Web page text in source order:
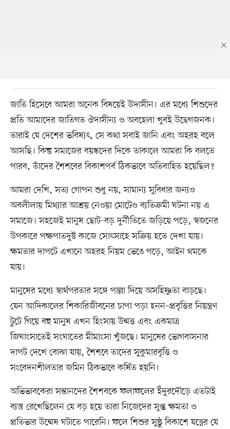
জাতি হিসেবে আমরা অনেক বিষয়েই উদাসীন। এর মধ্যে শিশুদের
প্রতি আমাদের জাতিগত ঔদাসীন্য ও অবহেলা খুবই উদ্বেগজনক।
তারাই যে দেশের ভবিষ্যৎ, সে কথা সবাই জানি এবং অহরহ বলে
আসছি। কিন্তু সমাজের বয়স্কদের দিকে তাকালে আমরা কি বলতে
পারব, তাঁদের শৈশবের বিকাশপর্ব ঠিকভাবে অতিবাহিত হয়েছিল?
আমরা দেখি, সত্য গোপন শুধু নয়, সামান্য সুবিধার জন্যও
অবলীলায় মিথ্যার আশ্রয় নেওয়া মোটেও ব্যতিক্রমী ঘটনা নয় এ
সমাজে। সহজেই মানুষ ছোট-বড় দুর্নীতিতে জড়িয়ে পড়ে, স্বজনের
উপকারে পক্ষপাতদুষ্ট কাজে সোৎসাহে সক্রিয় হতে দেখা যায়।
ক্ষমতার দাপটে এখানে অহরহ নিয়ম ভেঙে পড়ে, আইন থমকে
যায়।
মানুষের মধ্যে স্বার্থপরতার সঙ্গে পাল্লা দিয়ে অসহিষ্ণুতা বাড়ছে।
যেন আদিকালের শিকারিজীবনের চাপা পড়া হনন–প্রবৃত্তির নিয়ন্ত্রণ
টুটে গিয়ে বহু মানুষ এখন হিংসায় উন্মত্ত এবং একমাত্র
জিঘাংসাতেই সংঘাতের মীমাংসা খুঁজছে। মানুষের ভোগবাসনার
দাপট দেখে বোঝা যায়, শৈশবে তাদের সুকুমারবৃত্তি ও
সংবেদনশীলতার জমিন ঠিকভাবে কর্ষিত হয়নি।
অভিভাবকেরা সন্তানদের শৈশবকে ফলাফলের ইঁদুরদৌড়ে এতটাই
ব্যস্ত রেখেছিলেন যে বড় হয়ে তারা নিজেদের সুপ্ত ক্ষমতা ও
প্রতিভার উন্মেষ ঘটাতে পারেনি। ফলে শিশুর সুষ্ঠু বিকাশে যত্নের যে